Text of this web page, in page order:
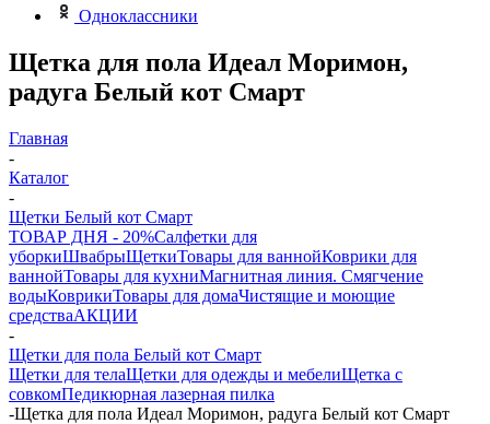
Одноклассники
Щетка для пола Идеал Моримон,
радуга Белый кот Смарт
Главная
-
Каталог
-
Щетки Белый кот Смарт
ТОВАР ДНЯ - 20%Салфетки для
уборкиШвабрыЩеткиТовары для ваннойКоврики для
ваннойТовары для кухниМагнитная линия. Смягчение
водыКоврикиТовары для домаЧистящие и моющие
средстваАКЦИИ
-
Щетки для пола Белый кот Смарт
Щетки для телаЩетки для одежды и мебелиЩетка с
совкомПедикюрная лазерная пилка
-Щетка для пола Идеал Моримон, радуга Белый кот Смарт